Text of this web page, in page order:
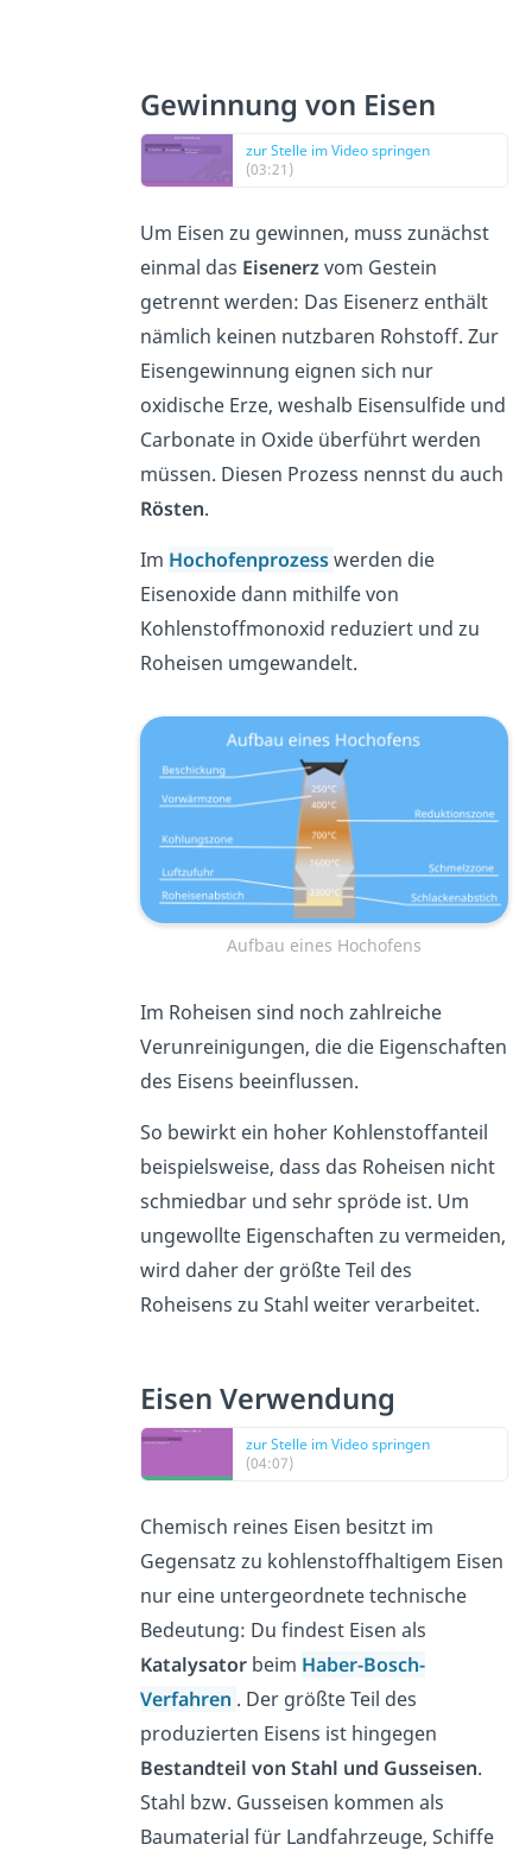
Gewinnung von Eisen
zur Stelle im Video springen
(03:21)
Um Eisen zu gewinnen, muss zunächst
einmal das Eisenerzvom Gestein
getrennt werden: Das Eisenerz enthält
nämlich keinen nutzbaren Rohstoff. Zur
Eisengewinnung eignen sich nur
oxidische Erze, weshalb Eisensulfide und
Carbonate in Oxide überführt werden
müssen. Diesen Prozess nennst du auch
Rösten.
Im Hochofenprozesswerden die
Eisenoxide dann mithilfe von
Kohlenstoffmonoxid reduziert und zu
Roheisen umgewandelt.
Aufbau eines Hochofens
Im Roheisen sind noch zahlreiche
Verunreinigungen, die die Eigenschaften
des Eisens beeinflussen.
So bewirkt ein hoher Kohlenstoffanteil
beispielsweise, dass das Roheisen nicht
schmiedbar und sehr spröde ist. Um
ungewollte Eigenschaften zu vermeiden,
wird daher der größte Teil des
Roheisens zu Stahl weiter verarbeitet.
Eisen Verwendung
zur Stelle im Video springen
(04:07)
Chemisch reines Eisen besitzt im
Gegensatz zu kohlenstoffhaltigem Eisen
nur eine untergeordnete technische
Bedeutung: Du findest Eisen als
Katalysator beim Haber-Bosch-
Verfahren . Der größte Teil des
produzierten Eisens ist hingegen
Bestandteil von Stahl und Gusseisen.
Stahl bzw. Gusseisen kommen als
Baumaterial für Landfahrzeuge, Schiffe